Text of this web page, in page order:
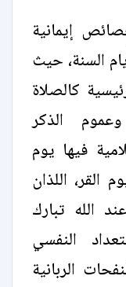
إيمانية
السنة، حيث
كالصلاة
الذكر
فيها يوم
القر، اللذان
الله تبارك
النفسي
الربانية